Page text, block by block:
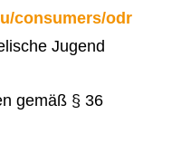
consumers/odr
Jugend
gemäß § 36